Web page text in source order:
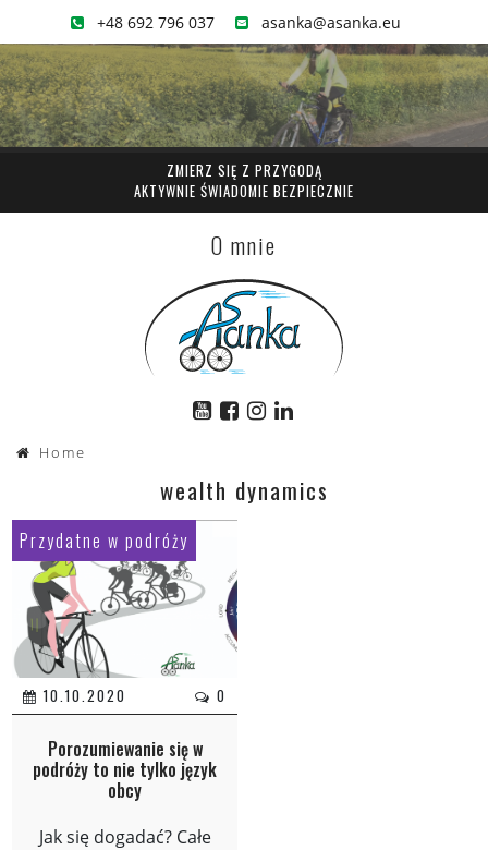
+48 692 796 037 asanka@asanka.eu
ZMIERZ SIĘ Z PRZYGODĄ
AKTYWNIE ŚWIADOMIE BEZPIECZNIE
O mnie
Home
wealth dynamics
Przydatne w podróży
10.10.2020 0
Porozumiewanie się w
podróży to nie tylko język
obcy
Jak się dogadać? Całe